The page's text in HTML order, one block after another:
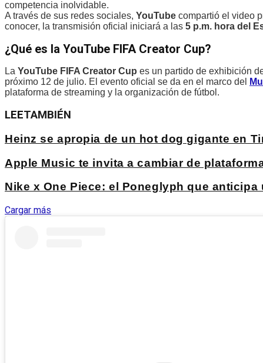
competencia inolvidable.
A través de sus redes sociales, YouTube compartió el video
conocer, la transmisión oficial iniciará a las 5 p.m. hora del
¿Qué es la YouTube FIFA Creator Cup?
La YouTube FIFA Creator Cup es un partido de exhibición
próximo 12 de julio. El evento oficial se da en el marco del
plataforma de streaming y la organización de fútbol.
LEETAMBIÉN
Heinz se apropia de un hot dog gigante en
Apple Music te invita a cambiar de
Nike x One Piece: el Poneglyph que
Cargar más